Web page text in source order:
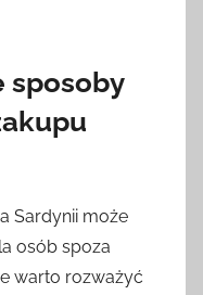
sposoby
Sardynii może
osób spoza
warto rozważyć